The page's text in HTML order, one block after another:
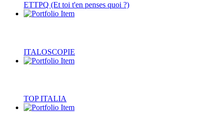
ETTPQ (Et toi t'en penses quoi ?)
ITALOSCOPIE
TOP ITALIA